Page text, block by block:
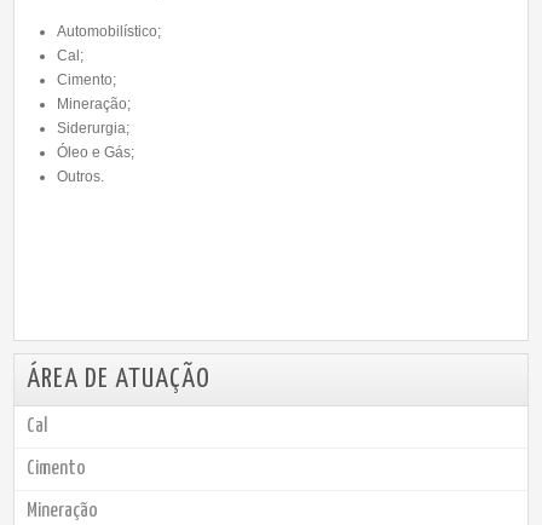
Automobilístico;
Cal;
Cimento;
Mineração;
Siderurgia;
Óleo e Gás;
Outros.
ÁREA DE ATUAÇÃO
Cal
Cimento
Mineração